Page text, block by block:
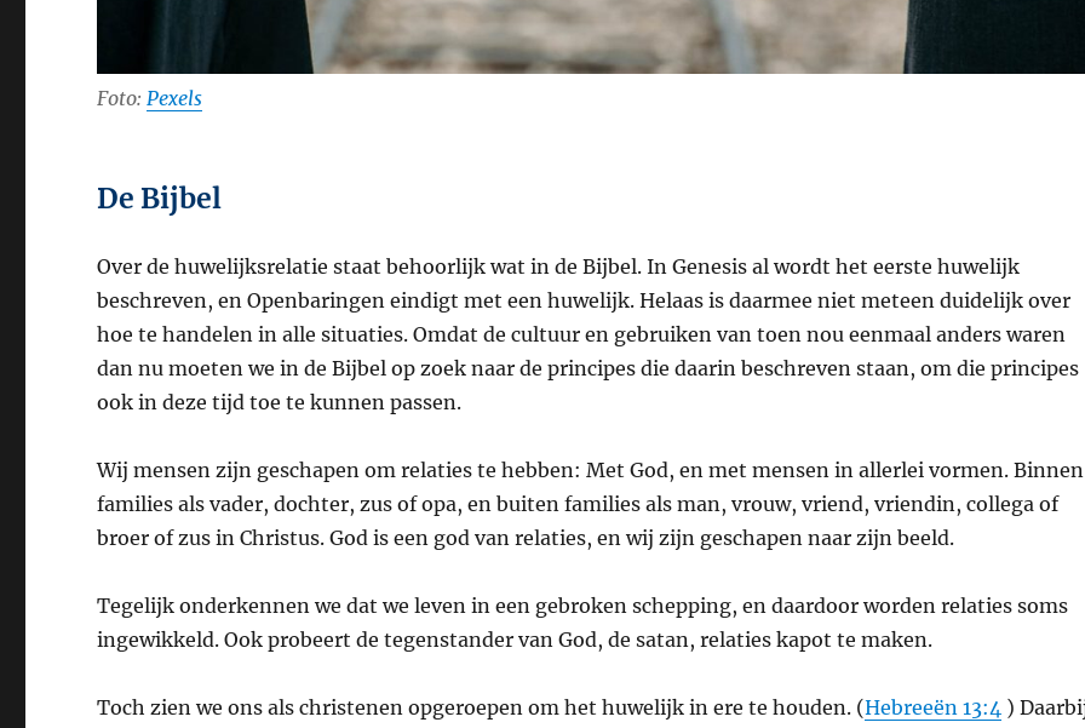
Foto:Pexels
De Bijbel
Over de huwelijksrelatie staat behoorlijk wat in de Bijbel. In Genesis al wordt het eerste huwelijk
beschreven, en Openbaringen eindigt met een huwelijk. Helaas is daarmee niet meteen duidelijk over
hoe te handelen in alle situaties. Omdat de cultuur en gebruiken van toen nou eenmaal anders waren
dan nu moeten we in de Bijbel op zoek naar de principes die daarin beschreven staan, om die principes
ook in deze tijd toe te kunnen passen.
Wij mensen zijn geschapen om relaties te hebben: Met God, en met mensen in allerlei vormen. Binnen
families als vader, dochter, zus of opa, en buiten families als man, vrouw, vriend, vriendin, collega of
broer of zus in Christus. God is een god van relaties, en wij zijn geschapen naar zijn beeld.
Tegelijk onderkennen we dat we leven in een gebroken schepping, en daardoor worden relaties soms
ingewikkeld. Ook probeert de tegenstander van God, de satan, relaties kapot te maken.
Toch zien we ons als christenen opgeroepen om het huwelijk in ere te houden. (Hebreeën 13:4 )